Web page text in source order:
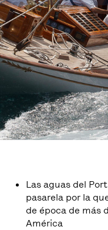
Las aguas del
pasarela por la
de época de más
América